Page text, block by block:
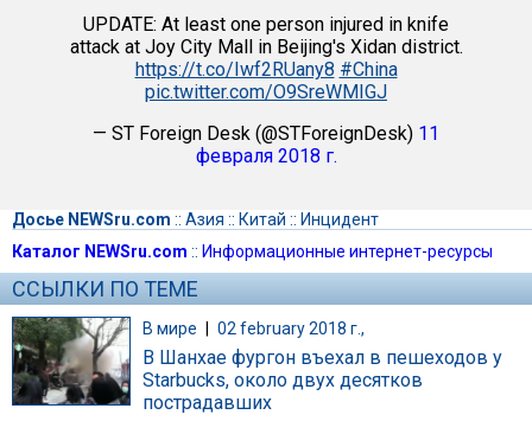
UPDATE: At least one person injured in knife
attack at Joy City Mall in Beijing's Xidan district.
https://t.co/Iwf2RUany8 #China
pic.twitter.com/O9SreWMIGJ
— ST Foreign Desk (@STForeignDesk) 11
февраля 2018 г.
Досье NEWSru.com :: Азия :: Китай :: Инцидент
Каталог NEWSru.com :: Информационные интернет-ресурсы
ССЫЛКИ ПО ТЕМЕ
В мире | 02 february 2018 г.,
В Шанхае фургон въехал в пешеходов у
Starbucks, около двух десятков
пострадавших